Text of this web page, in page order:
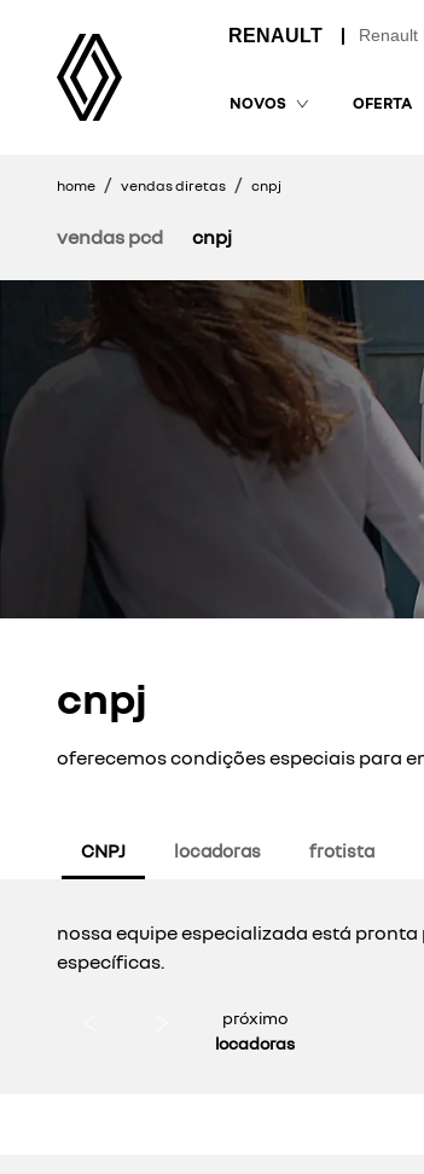
Renault
NOVOS OFERTA
home vendas diretas cnpj
vendas pcd cnpj
cnpj
oferecemos condições especiais para
CNPJ locadoras frotista
nossa equipe especializada está
específicas.
próximo
locadoras